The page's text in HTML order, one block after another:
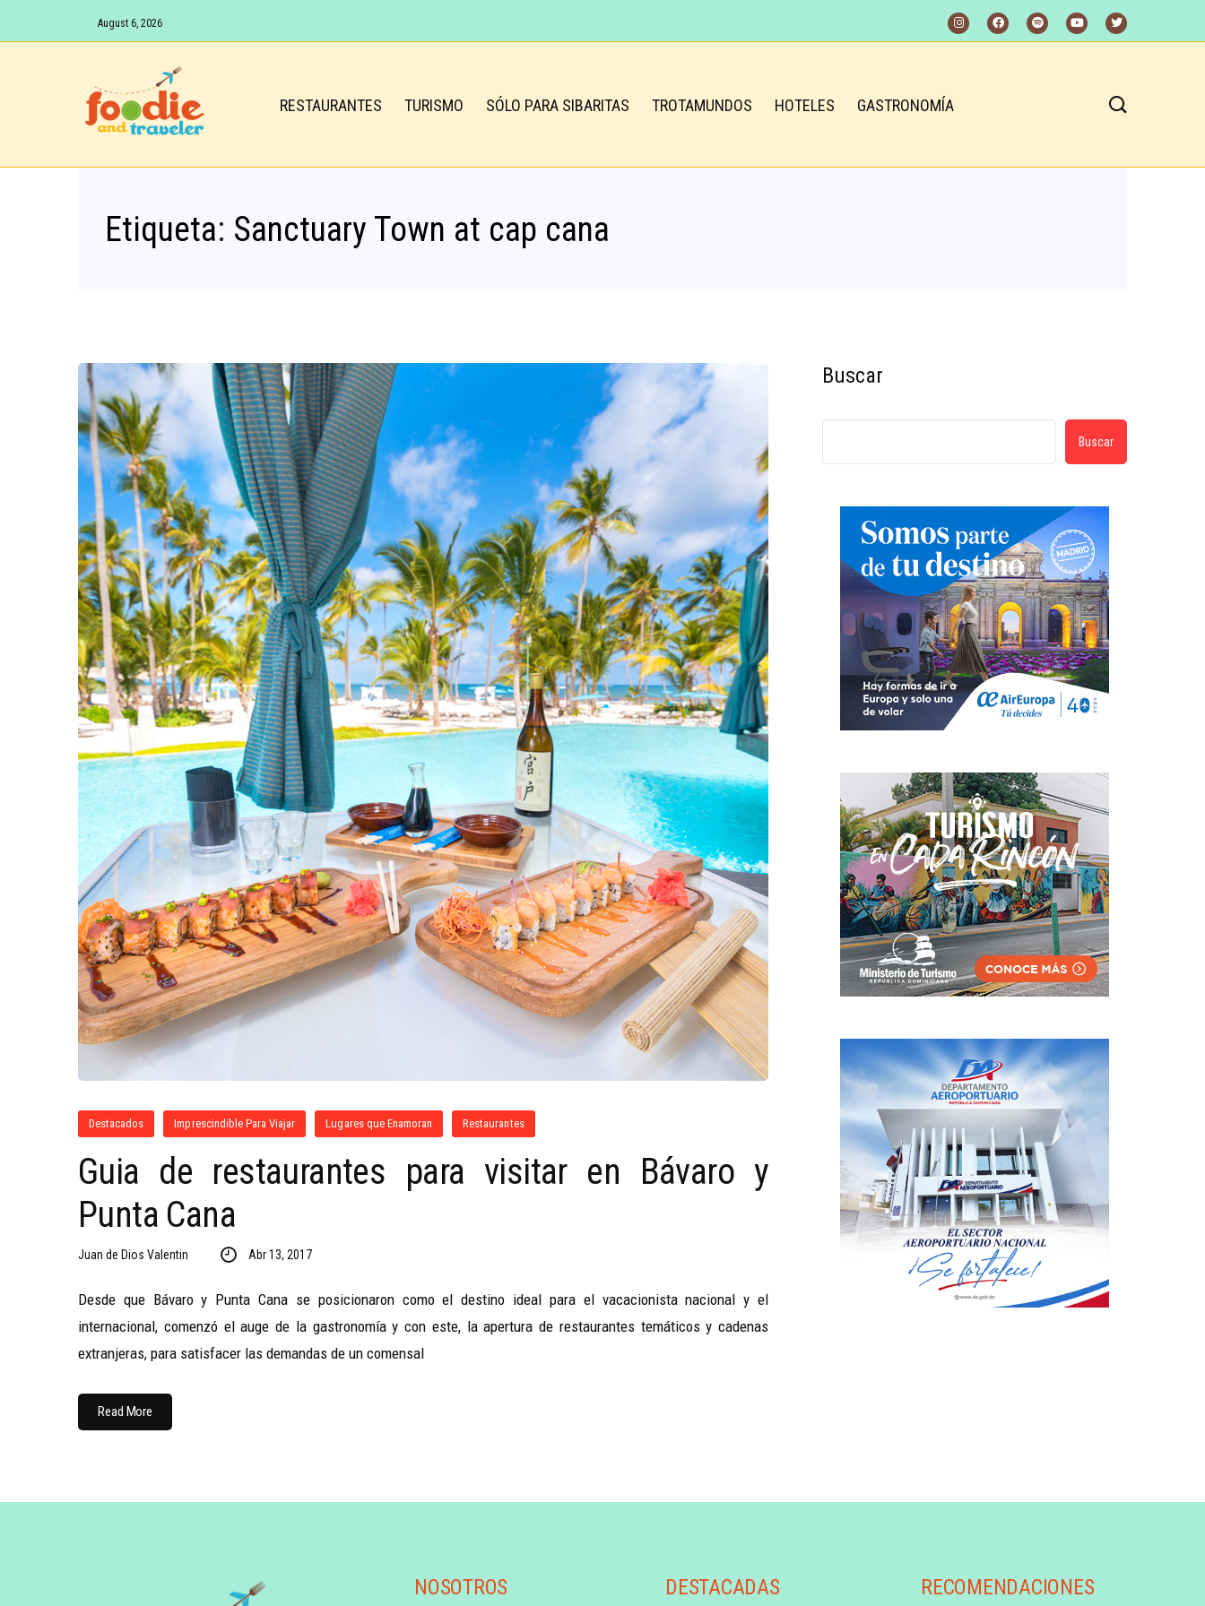
August 6, 2026
RESTAURANTES TURISMO SÓLO PARA SIBARITAS TROTAMUNDOS HOTELES GASTRONOMÍA
Etiqueta: Sanctuary Town at cap cana
Destacados Imprescindible Para Viajar Lugares que Enamoran Restaurantes
Guia de restaurantes para visitar en Bávaro y
Punta Cana
Juan de Dios Valentin Abr 13, 2017
Desde que Bávaro y Punta Cana se posicionaron como el destino ideal para el vacacionista nacional y el
internacional, comenzó el auge de la gastronomía y con este, la apertura de restaurantes temáticos y cadenas
extranjeras, para satisfacer las demandas de un comensal
Read More
Buscar
Buscar
NOSOTROS DESTACADAS RECOMENDACIONES